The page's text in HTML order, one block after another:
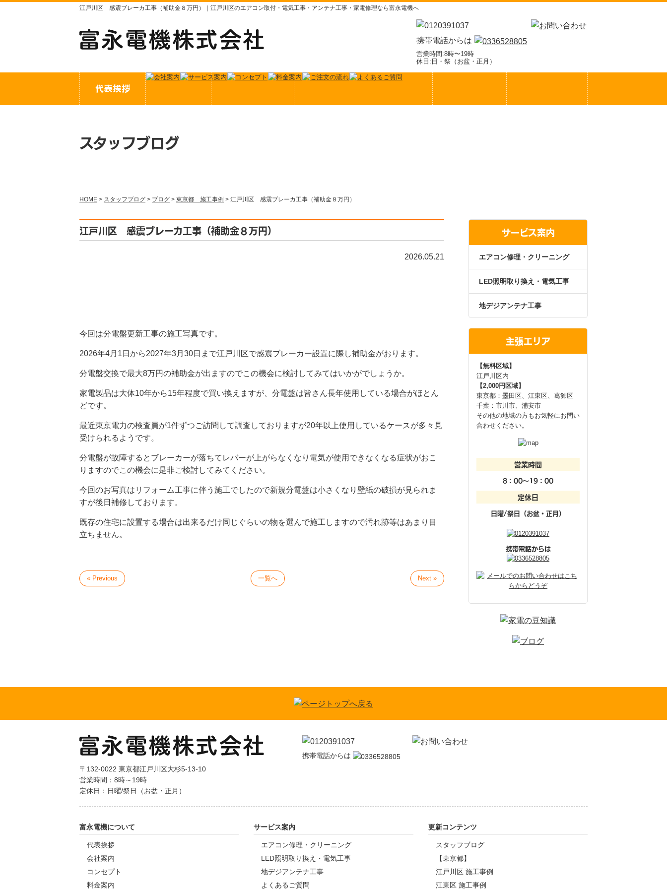
江戸川区 感震ブレーカ工事（補助金８万円）｜江戸川区のエアコン取付・電気工事・アンテナ工事・家電修理なら富永電機へ
携帯電話からは
営業時間:8時〜19時
休日:日・祭（お盆・正月）
スタッフブログ
HOME > スタッフブログ > ブログ > 東京都 施工事例 > 江戸川区 感震ブレーカ工事（補助金８万円）
江戸川区 感震ブレーカ工事（補助金８万円）
2026.05.21
今回は分電盤更新工事の施工写真です。
2026年4月1日から2027年3月30日まで江戸川区で感震ブレーカー設置に際し補助金がおります。
分電盤交換で最大8万円の補助金が出ますのでこの機会に検討してみてはいかがでしょうか。
家電製品は大体10年から15年程度で買い換えますが、分電盤は皆さん長年使用している場合がほとん
どです。
最近東京電力の検査員が1件ずつご訪問して調査しておりますが20年以上使用しているケースが多々見
受けられるようです。
分電盤が故障するとブレーカーが落ちてレバーが上がらなくなり電気が使用できなくなる症状がおこ
りますのでこの機会に是非ご検討してみてください。
今回のお写真はリフォーム工事に伴う施工でしたので新規分電盤は小さくなり壁紙の破損が見られま
すが後日補修しております。
既存の住宅に設置する場合は出来るだけ同じぐらいの物を選んで施工しますので汚れ跡等はあまり目
立ちません。
« Previous 一覧へ Next »
サービス案内
エアコン修理・クリーニング
LED照明取り換え・電気工事
地デジアンテナ工事
主張エリア
【無料区域】
江戸川区内
【2,000円区域】
東京都：墨田区、江東区、葛飾区
千葉：市川市、浦安市
その他の地域の方もお気軽にお問い
合わせください。
営業時間
8：00～19：00
定休日
日曜/祭日（お盆・正月）
携帯電話からは
〒132-0022 東京都江戸川区大杉5-13-10
営業時間：8時～19時
定休日：日曜/祭日（お盆・正月）
携帯電話からは
富永電機について
代表挨拶
会社案内
コンセプト
料金案内
サービス案内
エアコン修理・クリーニング
LED照明取り換え・電気工事
地デジアンテナ工事
よくあるご質問
更新コンテンツ
スタッフブログ
【東京都】
江戸川区 施工事例
江東区 施工事例